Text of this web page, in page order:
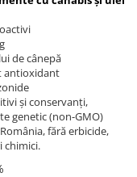
de cânepă
antioxidant
și conservanți,
genetic (non-GMO)
fără erbicide,
chimici.